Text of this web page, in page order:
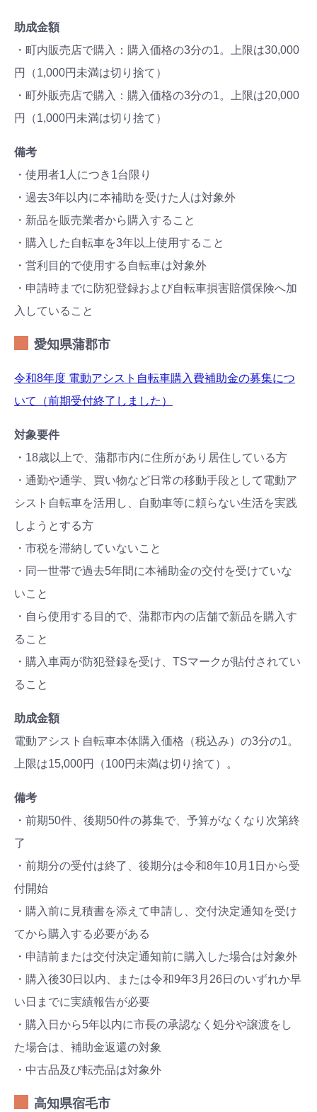
助成金額
・町内販売店で購入：購入価格の3分の1。上限は30,000
円（1,000円未満は切り捨て）
・町外販売店で購入：購入価格の3分の1。上限は20,000
円（1,000円未満は切り捨て）
備考
・使用者1人につき1台限り
・過去3年以内に本補助を受けた人は対象外
・新品を販売業者から購入すること
・購入した自転車を3年以上使用すること
・営利目的で使用する自転車は対象外
・申請時までに防犯登録および自転車損害賠償保険へ加
入していること
愛知県蒲郡市
令和8年度 電動アシスト自転車購入費補助金の募集につ
いて（前期受付終了しました）
対象要件
・18歳以上で、蒲郡市内に住所があり居住している方
・通勤や通学、買い物など日常の移動手段として電動ア
シスト自転車を活用し、自動車等に頼らない生活を実践
しようとする方
・市税を滞納していないこと
・同一世帯で過去5年間に本補助金の交付を受けていな
いこと
・自ら使用する目的で、蒲郡市内の店舗で新品を購入す
ること
・購入車両が防犯登録を受け、TSマークが貼付されてい
ること
助成金額
電動アシスト自転車本体購入価格（税込み）の3分の1。
上限は15,000円（100円未満は切り捨て）。
備考
・前期50件、後期50件の募集で、予算がなくなり次第終
了
・前期分の受付は終了、後期分は令和8年10月1日から受
付開始
・購入前に見積書を添えて申請し、交付決定通知を受け
てから購入する必要がある
・申請前または交付決定通知前に購入した場合は対象外
・購入後30日以内、または令和9年3月26日のいずれか早
い日までに実績報告が必要
・購入日から5年以内に市長の承認なく処分や譲渡をし
た場合は、補助金返還の対象
・中古品及び転売品は対象外
高知県宿毛市